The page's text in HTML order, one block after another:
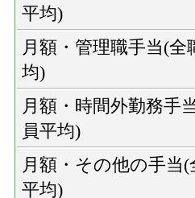
平均)
月額・管理職手当(全
均)
月額・時間外勤務手
員平均)
月額・その他の手当(
平均)